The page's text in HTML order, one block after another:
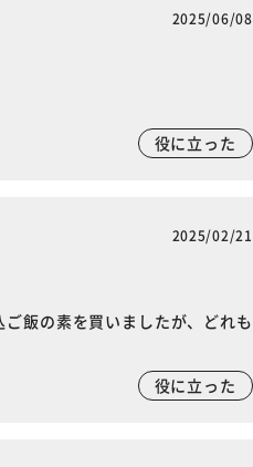
2025/06/08
役に立った
2025/02/21
飯の素を買いましたが、どれも
役に立った